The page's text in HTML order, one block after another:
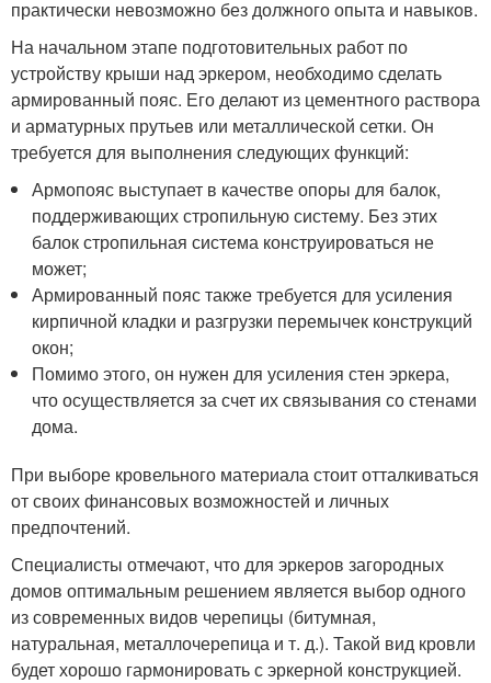
практически невозможно без должного опыта и навыков.
На начальном этапе подготовительных работ по
устройству крыши над эркером, необходимо сделать
армированный пояс. Его делают из цементного раствора
и арматурных прутьев или металлической сетки. Он
требуется для выполнения следующих функций:
Армопояс выступает в качестве опоры для балок,
поддерживающих стропильную систему. Без этих
балок стропильная система конструироваться не
может;
Армированный пояс также требуется для усиления
кирпичной кладки и разгрузки перемычек конструкций
окон;
Помимо этого, он нужен для усиления стен эркера,
что осуществляется за счет их связывания со стенами
дома.
При выборе кровельного материала стоит отталкиваться
от своих финансовых возможностей и личных
предпочтений.
Специалисты отмечают, что для эркеров загородных
домов оптимальным решением является выбор одного
из современных видов черепицы (битумная,
натуральная, металлочерепица и т. д.). Такой вид кровли
будет хорошо гармонировать с эркерной конструкцией.